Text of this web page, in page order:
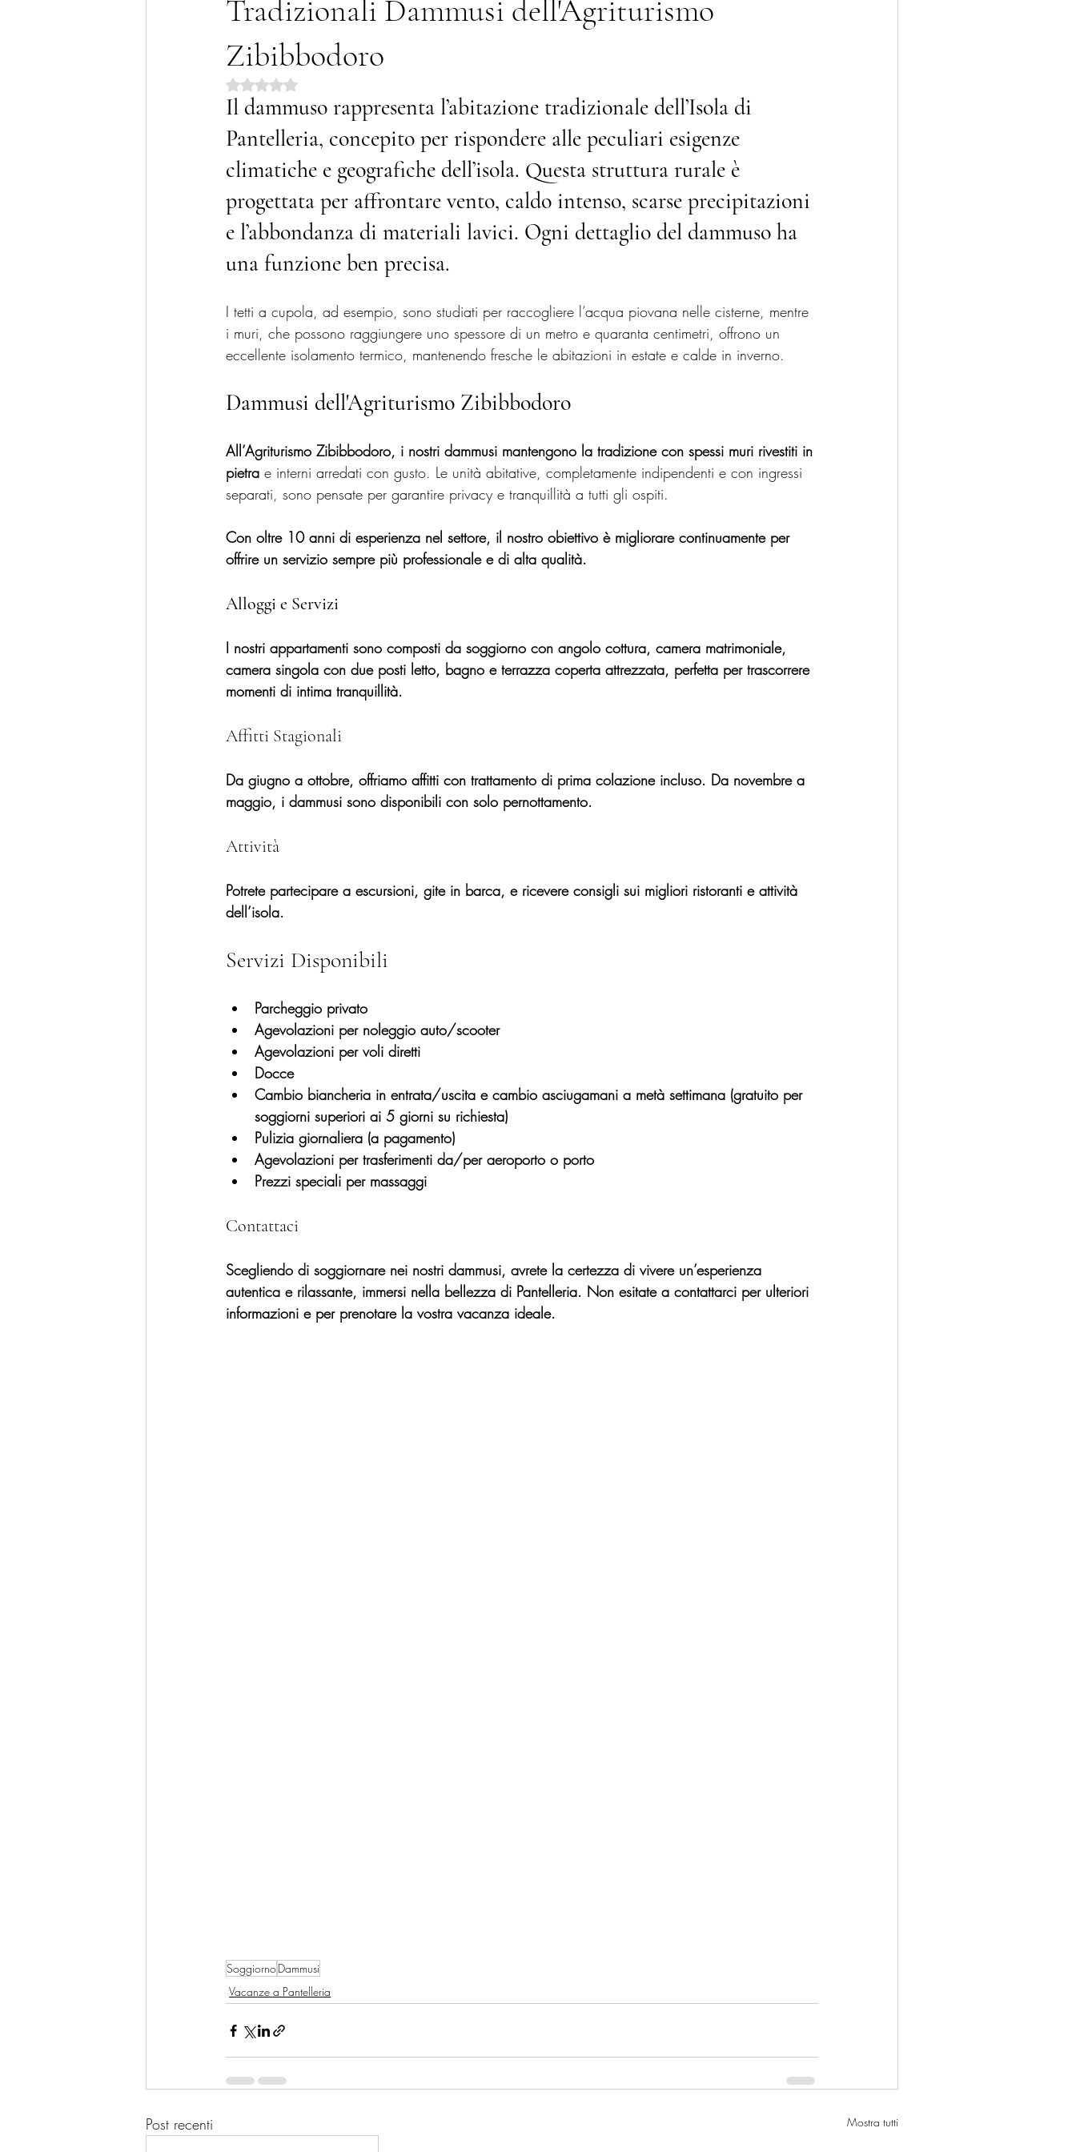
Tradizionali Dammusi dell'Agriturismo
Zibibbodoro
Valutazione NaN stelle su 5.
Il dammuso rappresenta l’abitazione tradizionale dell’Isola di
Pantelleria, concepito per rispondere alle peculiari esigenze
climatiche e geografiche dell’isola. Questa struttura rurale è
progettata per affrontare vento, caldo intenso, scarse precipitazioni
e l’abbondanza di materiali lavici. Ogni dettaglio del dammuso ha
una funzione ben precisa.
I tetti a cupola, ad esempio, sono studiati per raccogliere l’acqua piovana nelle cisterne, mentre
i muri, che possono raggiungere uno spessore di un metro e quaranta centimetri, offrono un
eccellente isolamento termico, mantenendo fresche le abitazioni in estate e calde in inverno.
Dammusi dell'Agriturismo Zibibbodoro
All’Agriturismo Zibibbodoro, i nostri dammusi mantengono la tradizione con spessi muri rivestiti in
pietra e interni arredati con gusto. Le unità abitative, completamente indipendenti e con ingressi
separati, sono pensate per garantire privacy e tranquillità a tutti gli ospiti.
Con oltre 10 anni di esperienza nel settore, il nostro obiettivo è migliorare continuamente per
offrire un servizio sempre più professionale e di alta qualità.
Alloggi e Servizi
I nostri appartamenti sono composti da soggiorno con angolo cottura, camera matrimoniale,
camera singola con due posti letto, bagno e terrazza coperta attrezzata, perfetta per trascorrere
momenti di intima tranquillità.
Affitti Stagionali
Da giugno a ottobre, offriamo affitti con trattamento di prima colazione incluso. Da novembre a
maggio, i dammusi sono disponibili con solo pernottamento.
Attività
Potrete partecipare a escursioni, gite in barca, e ricevere consigli sui migliori ristoranti e attività
dell’isola.
Servizi Disponibili
Parcheggio privato
Agevolazioni per noleggio auto/scooter
Agevolazioni per voli diretti
Docce
Cambio biancheria in entrata/uscita e cambio asciugamani a metà settimana (gratuito per
soggiorni superiori ai 5 giorni su richiesta)
Pulizia giornaliera (a pagamento)
Agevolazioni per trasferimenti da/per aeroporto o porto
Prezzi speciali per massaggi
Contattaci
Scegliendo di soggiornare nei nostri dammusi, avrete la certezza di vivere un’esperienza
autentica e rilassante, immersi nella bellezza di Pantelleria. Non esitate a contattarci per ulteriori
informazioni e per prenotare la vostra vacanza ideale.
SoggiornoDammusi
Vacanze a Pantelleria
Post recenti Mostra tutti